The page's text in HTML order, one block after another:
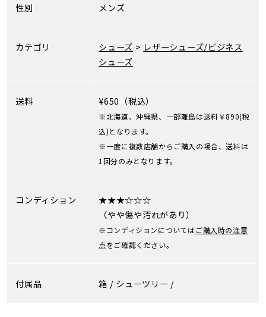
性別 メンズ
カテゴリ シューズ > レザーシューズ/ビジネス
シューズ
送料 ¥650（税込）
※北海道、沖縄県、一部離島は送料￥890(税
込)となります。
※一度に複数店舗からご購入の場合、送料は
1回分のみとなります。
コンディション
★★★☆☆☆
（やや傷や汚れがあり）
※コンディションについてはご購入時の注意
点をご確認ください。
付属品 箱 / シューツリー /